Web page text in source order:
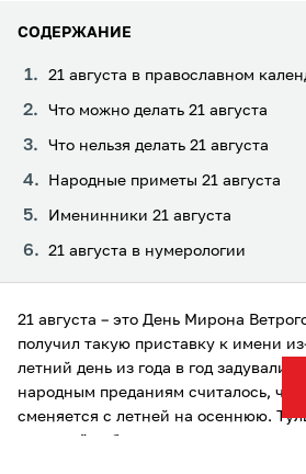
СОДЕРЖАНИЕ
21 августа в православном
Что можно делать 21 августа
Что нельзя делать 21 августа
Народные приметы 21 августа
Именинники 21 августа
21 августа в нумерологии
21 августа – это День Мирона
получил такую приставку к имени
летний день из года в год задували
народным преданиям считалось, что
сменяется с летней на осеннюю.
новостей собрала все запреты и